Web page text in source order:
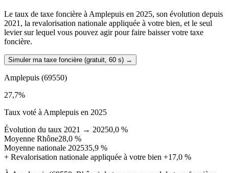
Le taux de taxe foncière à Amplepuis en 2025, son évolution depuis
2021, la revalorisation nationale appliquée à votre bien, et le seul
levier sur lequel vous pouvez agir pour faire baisser votre taxe
foncière.
Simuler ma taxe foncière (gratuit, 60 s) →
Amplepuis (69550)
27,7%
Taux voté à Amplepuis en 2025
Évolution du taux 2021 → 20250,0 %
Moyenne Rhône28,0 %
Moyenne nationale 202535,9 %
+ Revalorisation nationale appliquée à votre bien +17,0 %